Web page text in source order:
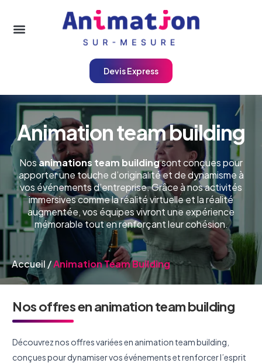
Devis Express
Animationteambuilding
Nosanimations team buildingsont conçues pour
apporter une touche d’originalité et de dynamisme à
vos événements d’entreprise. Grâce à nos activités
immersives comme la réalité virtuelle et la réalité
augmentée, vos équipes vivront une expérience
mémorable tout en renforçant leur cohésion.
Accueil /Animation Team Building
Nos offres en animation team building
Découvrez nos offres variées en animation team building,
conçues pour dynamiser vos événements et renforcer l’esprit